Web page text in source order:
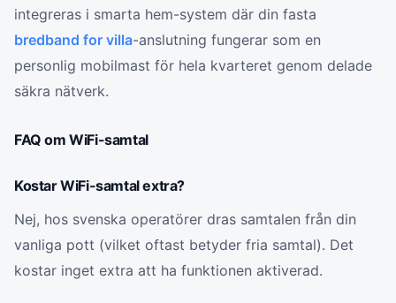
integreras i smarta hem-system där din fasta
bredband for villa-anslutning fungerar som en
personlig mobilmast för hela kvarteret genom delade
säkra nätverk.
FAQ om WiFi-samtal
Kostar WiFi-samtal extra?
Nej, hos svenska operatörer dras samtalen från din
vanliga pott (vilket oftast betyder fria samtal). Det
kostar inget extra att ha funktionen aktiverad.